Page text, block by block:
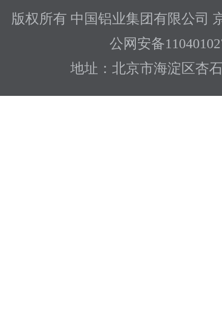
版权所有 中国铝业集团有限公司
公网安备
地址：北京市海淀区杏